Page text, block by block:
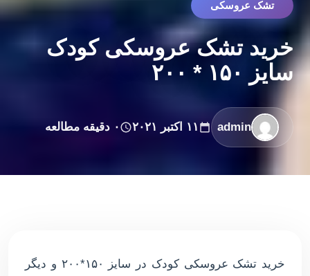
تشک عروسکی
خرید تشک عروسکی کودک
سایز ۱۵۰ * ۲۰۰
admin ۱۱ اکتبر ۲۰۲۱ ۰ دقیقه مطالعه
خرید تشک عروسکی کودک در سایز ۱۵۰*۲۰۰ و دیگر